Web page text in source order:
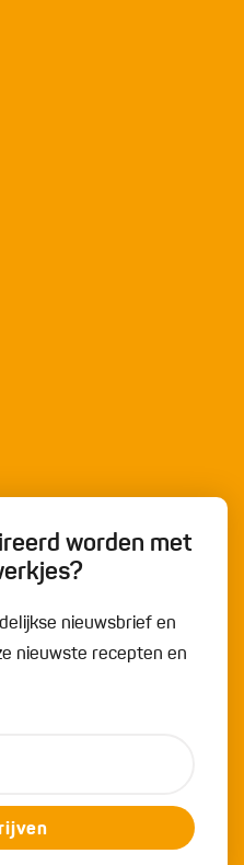
worden met
nieuwsbrief en
nieuwste recepten en